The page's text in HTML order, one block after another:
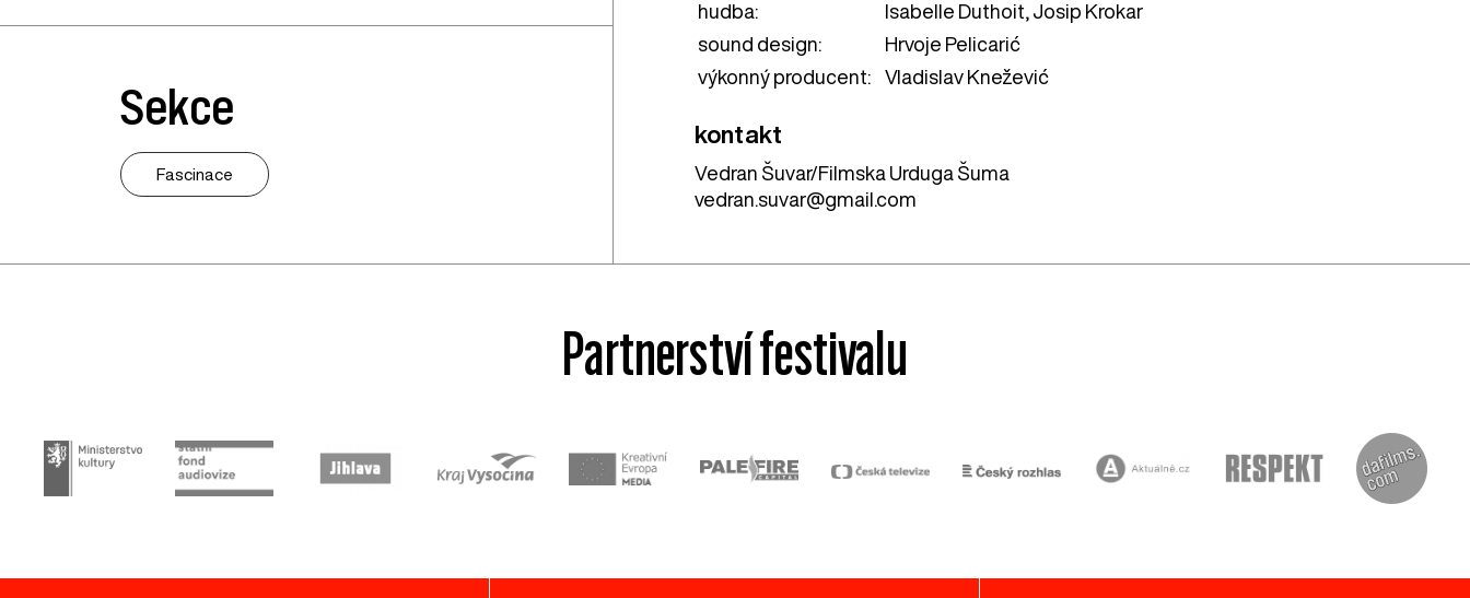
hudba:
Isabelle Duthoit, Josip Krokar
sound design:
Hrvoje Pelicarić
výkonný producent:
Vladislav Knežević
kontakt
Vedran Šuvar/Filmska Urduga Šuma
vedran.suvar@gmail.com
Sekce
Fascinace
Partnerství festivalu